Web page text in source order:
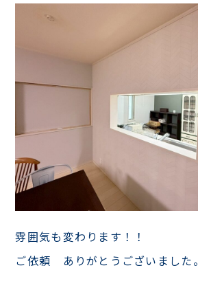
雰囲気も変わります！！
ご依頼 ありがとうございました。